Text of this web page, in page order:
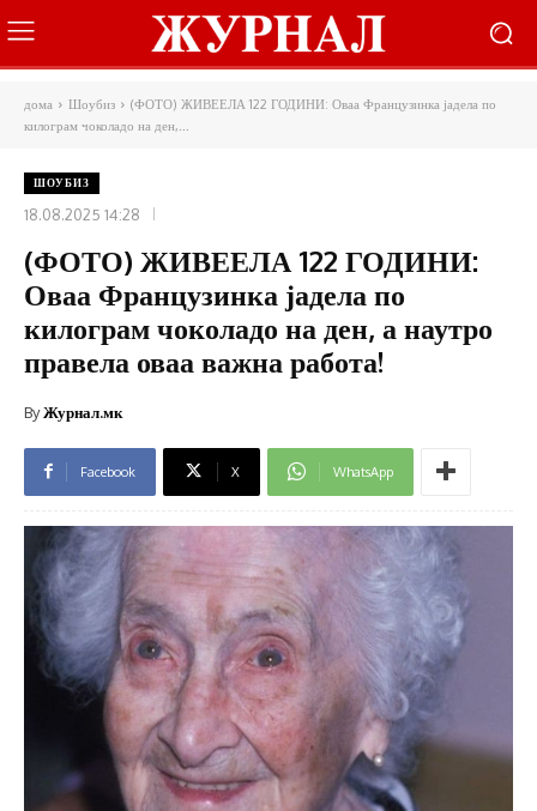
дома Шоубиз
(ФОТО) ЖИВЕЕЛА 122 ГОДИНИ: Оваа Французинка јадела по
килограм чоколадо на ден,...
ШОУБИЗ
18.08.2025 14:28
(ФОТО) ЖИВЕЕЛА 122 ГОДИНИ:
Оваа Французинка јадела по
килограм чоколадо на ден, а наутро
правела оваа важна работа!
ByЖурнал.мк
Facebook X WhatsApp